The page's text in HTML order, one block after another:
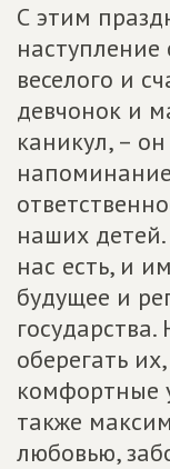
С этим
наступление
веселого и
девчонок и
каникул, –
наших
нас есть, и
будущее и
оберегать
комфортные
также
любовью,